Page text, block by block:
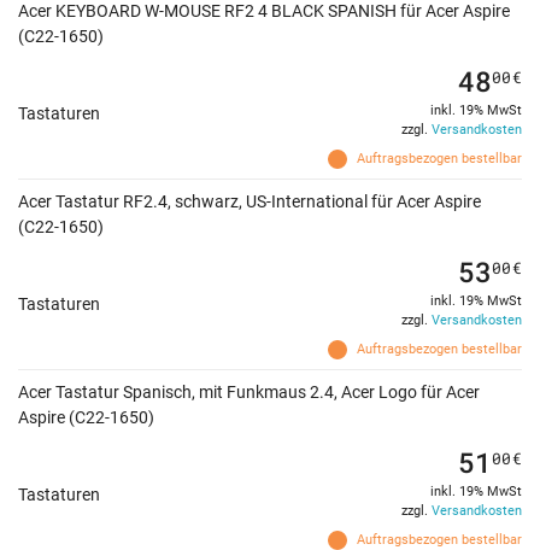
Acer KEYBOARD W-MOUSE RF2 4 BLACK SPANISH für Acer Aspire
(C22-1650)
Tastaturen
Auftragsbezogen bestellbar
4800€
inkl. 19% MwSt
zzgl. Versandkosten
Acer Tastatur RF2.4, schwarz, US-International für Acer Aspire
(C22-1650)
Tastaturen
Auftragsbezogen bestellbar
5300€
inkl. 19% MwSt
zzgl. Versandkosten
Acer Tastatur Spanisch, mit Funkmaus 2.4, Acer Logo für Acer
Aspire (C22-1650)
Tastaturen
Auftragsbezogen bestellbar
51 00€
inkl. 19% MwSt
zzgl. Versandkosten